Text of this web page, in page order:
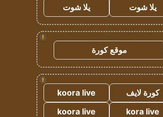
يلا شوت
يلا شوت
!
موقع كورة
!
كورة لايف
koora live
kora live
koora live